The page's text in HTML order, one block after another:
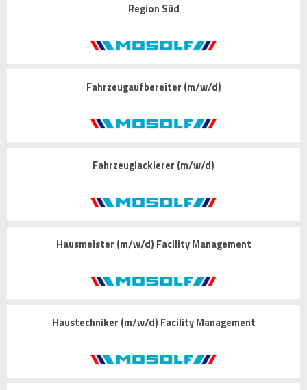
Region Süd
Fahrzeugaufbereiter (m/w/d)
Fahrzeuglackierer (m/w/d)
Hausmeister (m/w/d) Facility Management
Haustechniker (m/w/d) Facility Management